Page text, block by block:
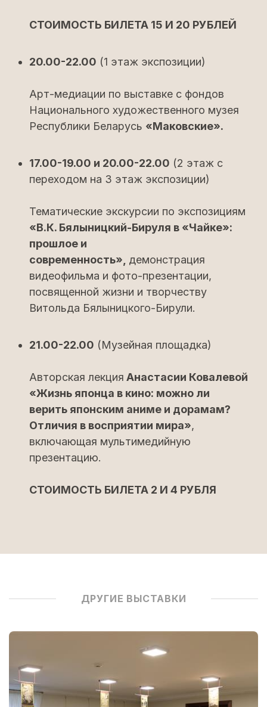
СТОИМОСТЬ БИЛЕТА 15 И 20 РУБЛЕЙ
20.00-22.00 (1 этаж экспозиции)
Арт-медиации по выставке с фондов
Национального художественного музея
Республики Беларусь «Маковские».
17.00-19.00 и 20.00-22.00 (2 этаж с
переходом на 3 этаж экспозиции)
Тематические экскурсии по экспозициям
«В.К. Бялыницкий-Бируля в «Чайке»:
прошлое и
современность», демонстрация
видеофильма и фото-презентации,
посвященной жизни и творчеству
Витольда Бялыницкого-Бирули.
21.00-22.00 (Музейная площадка)
Авторская лекция Анастасии Ковалевой
«Жизнь японца в кино: можно ли
верить японским аниме и дорамам?
Отличия в восприятии мира»,
включающая мультимедийную
презентацию.
СТОИМОСТЬ БИЛЕТА 2 И 4 РУБЛЯ
ДРУГИЕ ВЫСТАВКИ